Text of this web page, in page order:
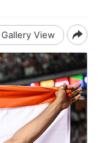
Gallery View